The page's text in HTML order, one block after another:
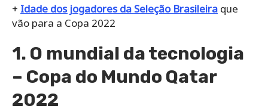
+ Idade dos jogadores da Seleção Brasileira que
vão para a Copa 2022
1. O mundial da tecnologia
– Copa do Mundo Qatar
2022